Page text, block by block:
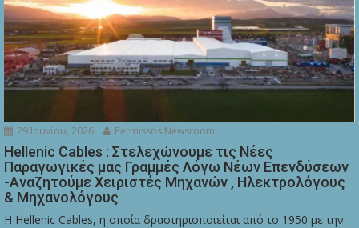
29 Ιουνίου, 2026 Permissos Newsroom
Hellenic Cables : Στελεχώνουμε τις Νέες
Παραγωγικές μας Γραμμές Λόγω Νέων Επενδύσεων
-Αναζητούμε Χειριστές Μηχανών , Ηλεκτρολόγους
& Μηχανολόγους
Η Hellenic Cables, η οποία δραστηριοποιείται από το 1950 με την